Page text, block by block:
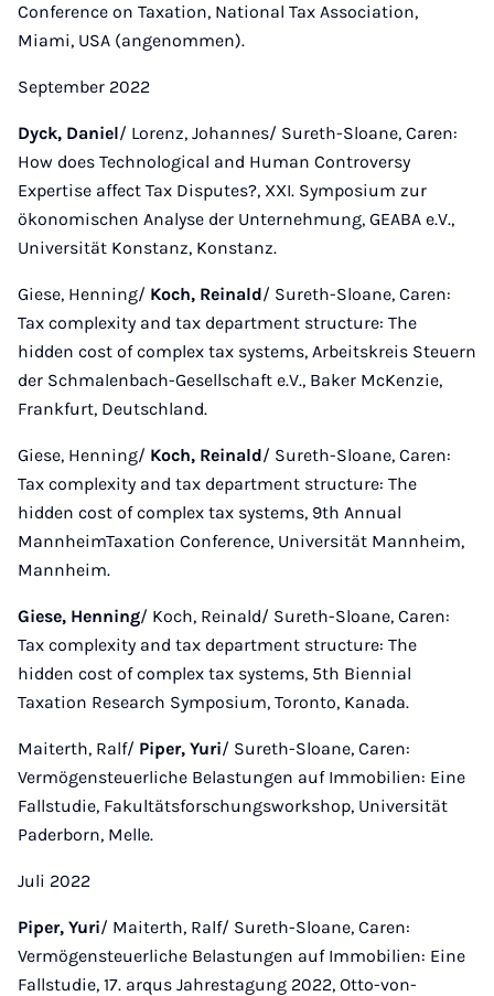
Conference on Taxation, National Tax Association,
Miami, USA (angenommen).
September 2022
Dyck, Daniel/ Lorenz, Johannes/ Sureth-Sloane, Caren:
How does Technological and Human Controversy
Expertise affect Tax Disputes?, XXI. Symposium zur
ökonomischen Analyse der Unternehmung, GEABA e.V.,
Universität Konstanz, Konstanz.
Giese, Henning/ Koch, Reinald/ Sureth-Sloane, Caren:
Tax complexity and tax department structure: The
hidden cost of complex tax systems, Arbeitskreis Steuern
der Schmalenbach-Gesellschaft e.V., Baker McKenzie,
Frankfurt, Deutschland.
Giese, Henning/ Koch, Reinald/ Sureth-Sloane, Caren:
Tax complexity and tax department structure: The
hidden cost of complex tax systems, 9th Annual
MannheimTaxation Conference, Universität Mannheim,
Mannheim.
Giese, Henning/ Koch, Reinald/ Sureth-Sloane, Caren:
Tax complexity and tax department structure: The
hidden cost of complex tax systems, 5th Biennial
Taxation Research Symposium, Toronto, Kanada.
Maiterth, Ralf/ Piper, Yuri/ Sureth-Sloane, Caren:
Vermögensteuerliche Belastungen auf Immobilien: Eine
Fallstudie, Fakultätsforschungsworkshop, Universität
Paderborn, Melle.
Juli 2022
Piper, Yuri/ Maiterth, Ralf/ Sureth-Sloane, Caren:
Vermögensteuerliche Belastungen auf Immobilien: Eine
Fallstudie, 17. arqus Jahrestagung 2022, Otto-von-